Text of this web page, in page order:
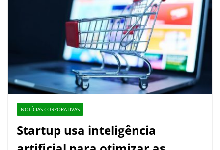
NOTÍCIAS CORPORATIVAS
Startup usa inteligência